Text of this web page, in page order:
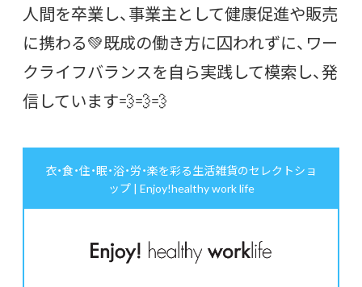
人間を卒業し、事業主として健康促進や販売
に携わる💚既成の働き方に囚われずに、ワー
クライフバランスを自ら実践して模索し、発
信しています💨💨💨
衣・食・住・眠・浴・労・楽を彩る生活雑貨のセレクトショ
ップ | Enjoy!healthy work life